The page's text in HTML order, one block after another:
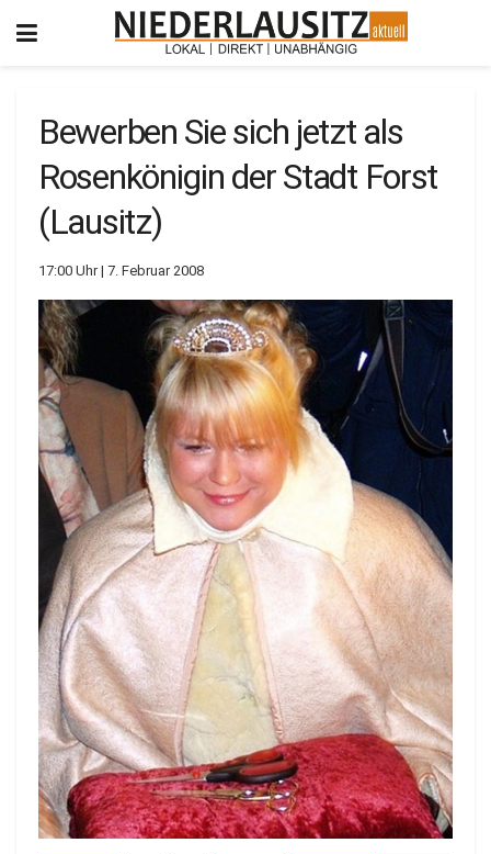
Bewerben Sie sich jetzt als
Rosenkönigin der Stadt Forst
(Lausitz)
17:00 Uhr | 7. Februar 2008